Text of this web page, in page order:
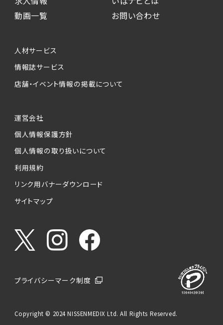
動画一覧
お問い合わせ
人材サービス
情報誌サービス
店舗・イベント情報の掲載について
運営会社
個人情報保護方針
個人情報の取り扱いについて
利用規約
リンク用バナーダウンロード
サイトマップ
プライバシーマーク制度
Copyright © 2024 NISSENMEDIX Ltd. All Rights Reserved.